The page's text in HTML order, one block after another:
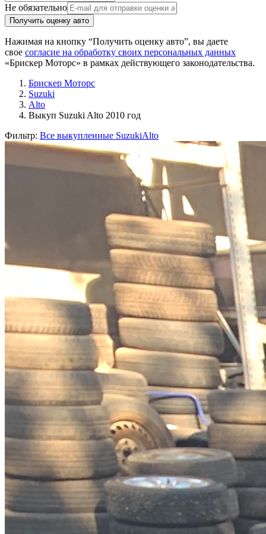
Не обязательно
Получить оценку авто
Нажимая на кнопку “Получить оценку авто”, вы даете
свое согласие на обработку своих персональных данных
«Брискер Моторс» в рамках действующего законодательства.
Брискер Моторс
Suzuki
Alto
Выкуп Suzuki Alto 2010 год
Фильтр: Все выкупленные SuzukiAlto